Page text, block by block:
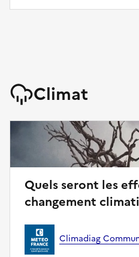
Climat
Quels seront les
changement
Climadiag